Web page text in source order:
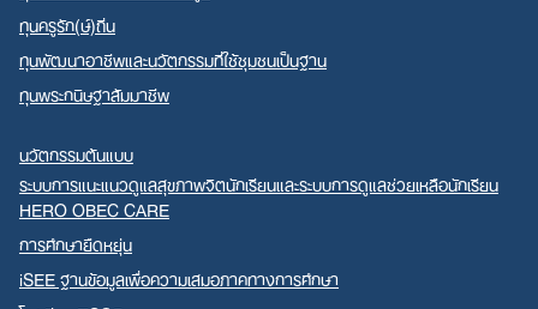
ทุนครูรัก(ษ์)ถิ่น
ทุนพัฒนาอาชีพและนวัตกรรมที่ใช้ชุมชนเป็นฐาน
ทุนพระกนิษฐาสัมมาชีพ
นวัตกรรมต้นแบบ
ระบบการแนะแนวดูแลสุขภาพจิตนักเรียนและระบบการดูแลช่วยเหลือนักเรียน
HERO OBEC CARE
การศึกษายืดหยุ่น
iSEE ฐานข้อมูลเพื่อความเสมอภาคทางการศึกษา